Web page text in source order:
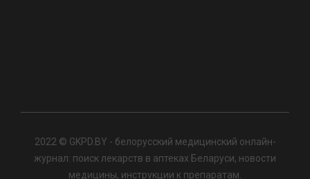
2022 © GKPD.BY - белорусский медицинский онлайн-
журнал: поиск лекарств в аптеках Беларуси, новости
медицины, инструкции к препаратам.